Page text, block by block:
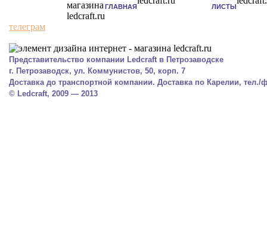
ГЛАВНАЯ
ЛИСТЫ
телеграм
Представительство компании Ledcraft в Петрозаводске
г. Петрозаводск, ул. Коммунистов, 50, корп. 7
Доставка до транспортной компании. Доставка по Карелии, тел./
© Ledcraft, 2009 — 2013